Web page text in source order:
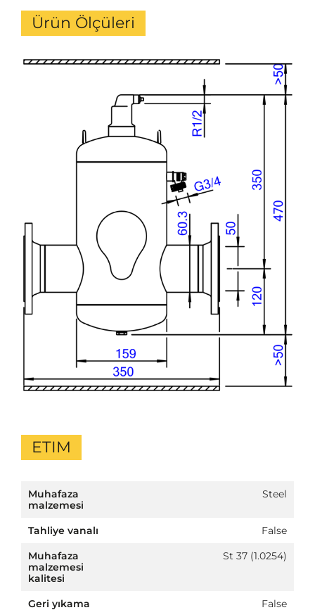
Ürün Ölçüleri
ETIM
Muhafaza
malzemesi
Steel
Tahliye vanalı
False
Muhafaza
malzemesi
kalitesi
St 37 (1.0254)
Geri yıkama
False